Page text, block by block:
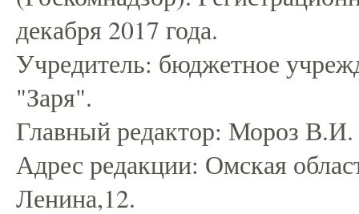
декабря 2017 года.
Учредитель: бюджетное
"Заря".
Главный редактор: Мороз В.И.
Адрес редакции: Омская
Ленина,12.